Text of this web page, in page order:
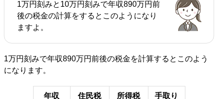
1万円刻みと10万円刻みで年収890万円前
後の税金の計算をするとこのようになり
ますよ。
1万円刻みで年収890万円前後の税金を計算するとこのよう
になります。
年収 住民税 所得税 手取り